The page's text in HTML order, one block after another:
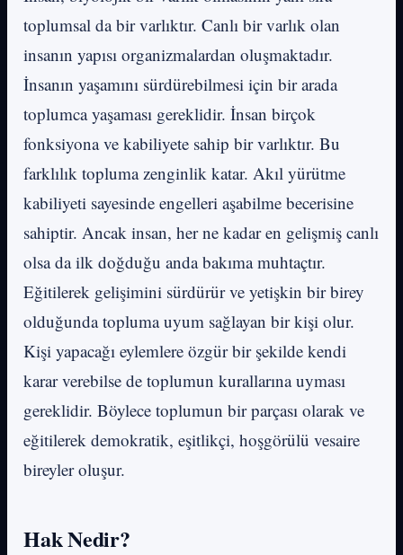
toplumsal da bir varlıktır. Canlı bir varlık olan
insanın yapısı organizmalardan oluşmaktadır.
İnsanın yaşamını sürdürebilmesi için bir arada
toplumca yaşaması gereklidir. İnsan birçok
fonksiyona ve kabiliyete sahip bir varlıktır. Bu
farklılık topluma zenginlik katar. Akıl yürütme
kabiliyeti sayesinde engelleri aşabilme becerisine
sahiptir. Ancak insan, her ne kadar en gelişmiş canlı
olsa da ilk doğduğu anda bakıma muhtaçtır.
Eğitilerek gelişimini sürdürür ve yetişkin bir birey
olduğunda topluma uyum sağlayan bir kişi olur.
Kişi yapacağı eylemlere özgür bir şekilde kendi
karar verebilse de toplumun kurallarına uyması
gereklidir. Böylece toplumun bir parçası olarak ve
eğitilerek demokratik, eşitlikçi, hoşgörülü vesaire
bireyler oluşur.
Hak Nedir?